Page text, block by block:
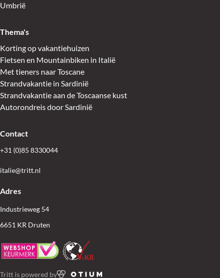
Umbrië
Thema's
Korting op vakantiehuizen
Fietsen en Mountainbiken in Italië
Met tieners naar Toscane
Strandvakantie in Sardinië
Strandvakantie aan de Toscaanse kust
Autorondreis door Sardinië
Contact
+31 (0)85 8330044
italie@tritt.nl
Adres
Industrieweg 54
6651 KR Druten
Tritt is powered by